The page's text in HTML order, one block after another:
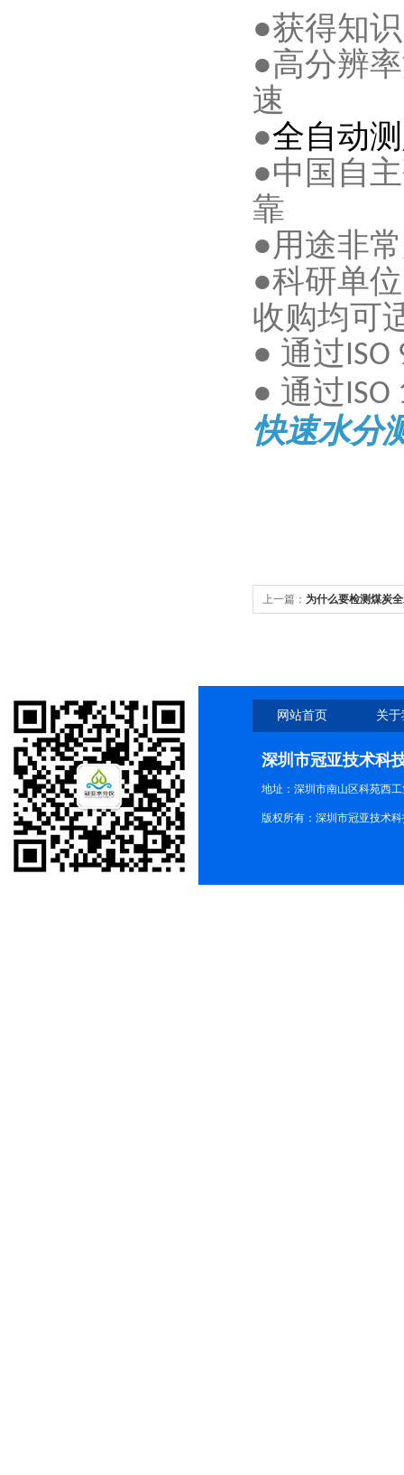
●获得知
●高分辨
速
●全自动
●中国自
靠
●用途非
●科研单
收购均可
● 通过ISO
● 通过ISO
快速水分
上一篇： 为什么要检测煤炭
网站首页 关
深圳市冠亚技术科
地址：深圳市南山区科苑西
版权所有：深圳市冠亚技术